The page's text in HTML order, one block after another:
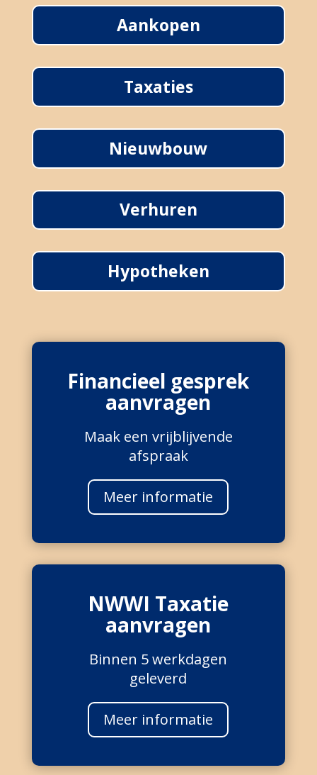
Aankopen
Taxaties
Nieuwbouw
Verhuren
Hypotheken
Financieel gesprek
aanvragen
Maak een vrijblijvende
afspraak
Meer informatie
NWWI Taxatie
aanvragen
Binnen 5 werkdagen
geleverd
Meer informatie